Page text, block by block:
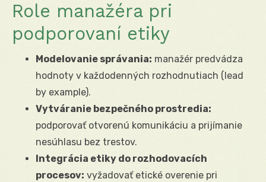
Role manažéra pri
podporovaní etiky
Modelovanie správania: manažér predvádza
hodnoty v každodenných rozhodnutiach (lead
by example).
Vytváranie bezpečného prostredia:
podporovať otvorenú komunikáciu a prijímanie
nesúhlasu bez trestov.
Integrácia etiky do rozhodovacích
procesov: vyžadovať etické overenie pri